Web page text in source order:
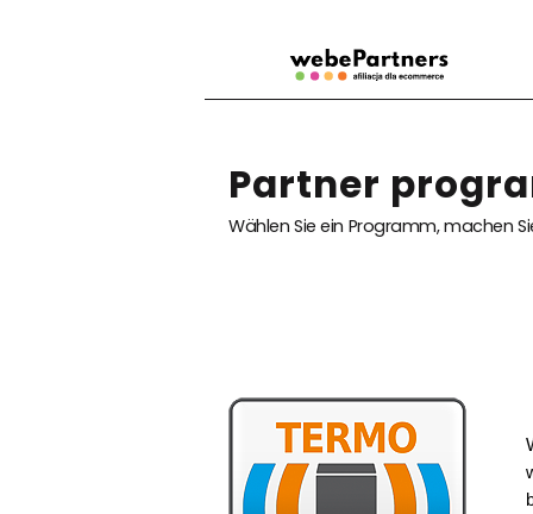
Partner
Wählen Sie ein Programm, machen